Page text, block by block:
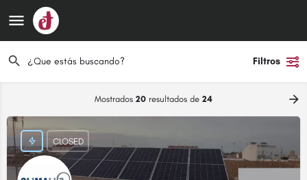
Filtros
Mostrados 20 resultados de 24
CLOSED